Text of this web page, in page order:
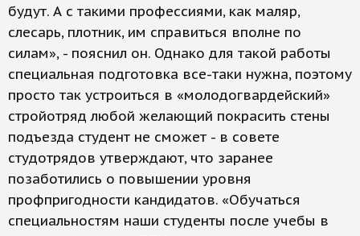
будут. А с такими профессиями, как маляр,
слесарь, плотник, им справиться вполне по
силам», - пояснил он. Однако для такой работы
специальная подготовка все-таки нужна, поэтому
просто так устроиться в «молодогвардейский»
стройотряд любой желающий покрасить стены
подъезда студент не сможет - в совете
студотрядов утверждают, что заранее
позаботились о повышении уровня
профпригодности кандидатов. «Обучаться
специальностям наши студенты после учебы в